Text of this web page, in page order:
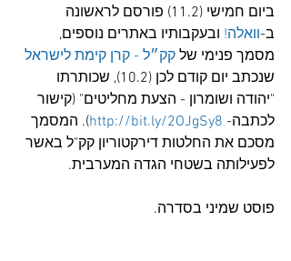
ביום חמישי (11.2) פורסם לראשונה
ב-וואלה! ובעקבותיו באתרים נוספים,
מסמך פנימי של קק״ל - קרן קימת לישראל
שנכתב יום קודם לכן (10.2), שכותרתו
"יהודה ושומרון - הצעת מחליטים" (קישור
לכתבה- http://bit.ly/2OJgSy8). המסמך
מסכם את החלטות דירקטוריון קק"ל באשר
לפעילותה בשטחי הגדה המערבית.
פוסט שמיני בסדרה.